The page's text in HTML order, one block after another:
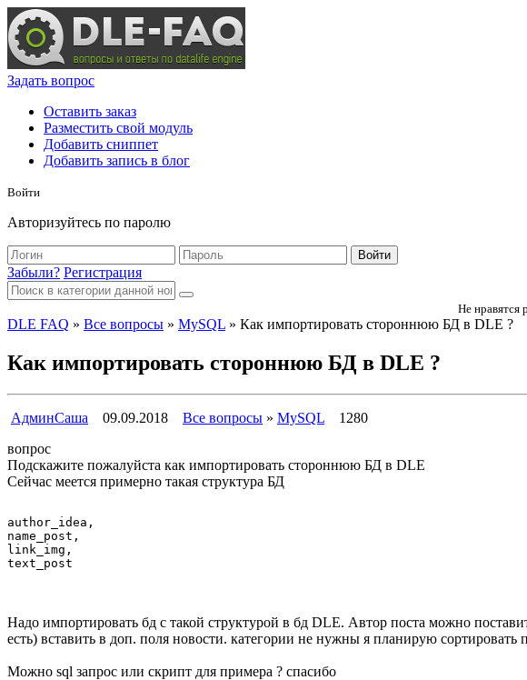
Задать вопрос
Оставить заказ
Разместить свой модуль
Добавить сниппет
Добавить запись в блог
Войти
Авторизуйтесь по паролю
Войти
Забыли? Регистрация
Не нравятся
DLE FAQ » Все вопросы » MySQL » Как импортировать стороннюю БД в DLE ?
Как импортировать стороннюю БД в DLE ?
АдминСаша 09.09.2018 Все вопросы » MySQL
1280
вопрос
Подскажите пожалуйста как импортировать стороннюю БД в DLE
Сейчас меется примерно такая структура БД
author_idea,
name_post,
link_img,
Надо импортировать бд с такой структурой в бд DLE. Автор поста можно
есть) вставить в доп. поля новости. категории не нужны я планирую сортировать
Можно sql запрос или скрипт для примера ? спасибо